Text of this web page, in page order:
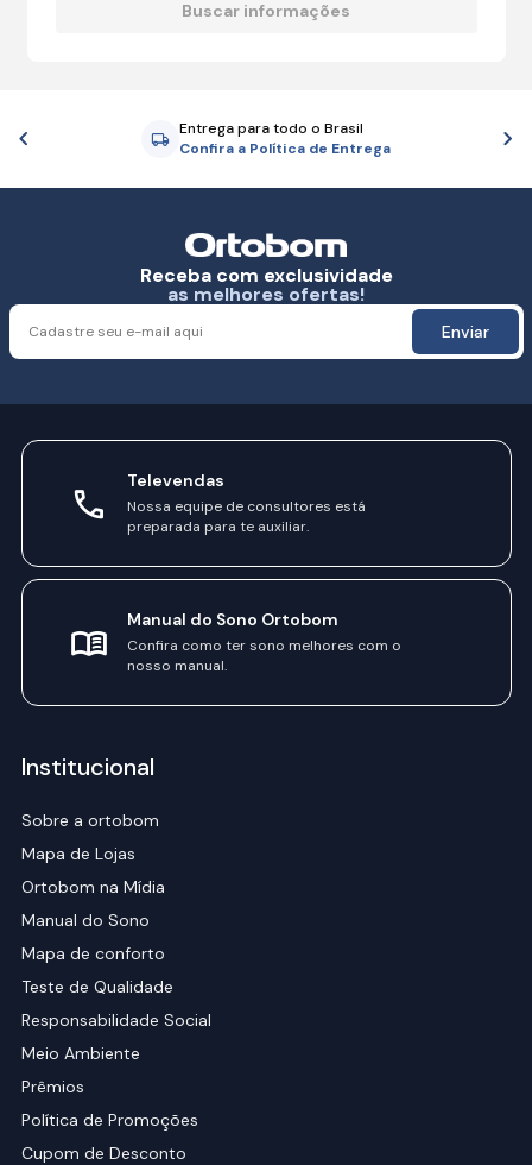
Entrega para todo o Brasil
Confira a Política de Entrega
Anterior
Receba com exclusividade
as melhores ofertas!
Enviar
Televendas
Nossa equipe de consultores está
preparada para te auxiliar.
Manual do Sono Ortobom
Confira como ter sono melhores com o
nosso manual.
Institucional
Sobre a ortobom
Mapa de Lojas
Ortobom na Mídia
Manual do Sono
Mapa de conforto
Teste de Qualidade
Responsabilidade Social
Meio Ambiente
Prêmios
Política de Promoções
Cupom de Desconto